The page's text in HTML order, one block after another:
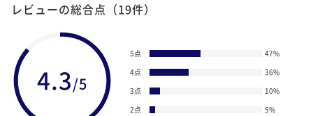
レビューの総合点 （19件）
4.3/5
5点 47%
4点
36%
3点
10%
2点
5%